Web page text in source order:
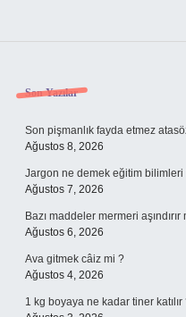
Sidebar
Son Yazılar
Son pişmanlık fayda etmez
Ağustos 8, 2026
Jargon ne demek eğitim bilimleri
Ağustos 7, 2026
Bazı maddeler mermeri aşındırır
Ağustos 6, 2026
Ava gitmek câiz mi ?
Ağustos 4, 2026
1 kg boyaya ne kadar tiner katılır